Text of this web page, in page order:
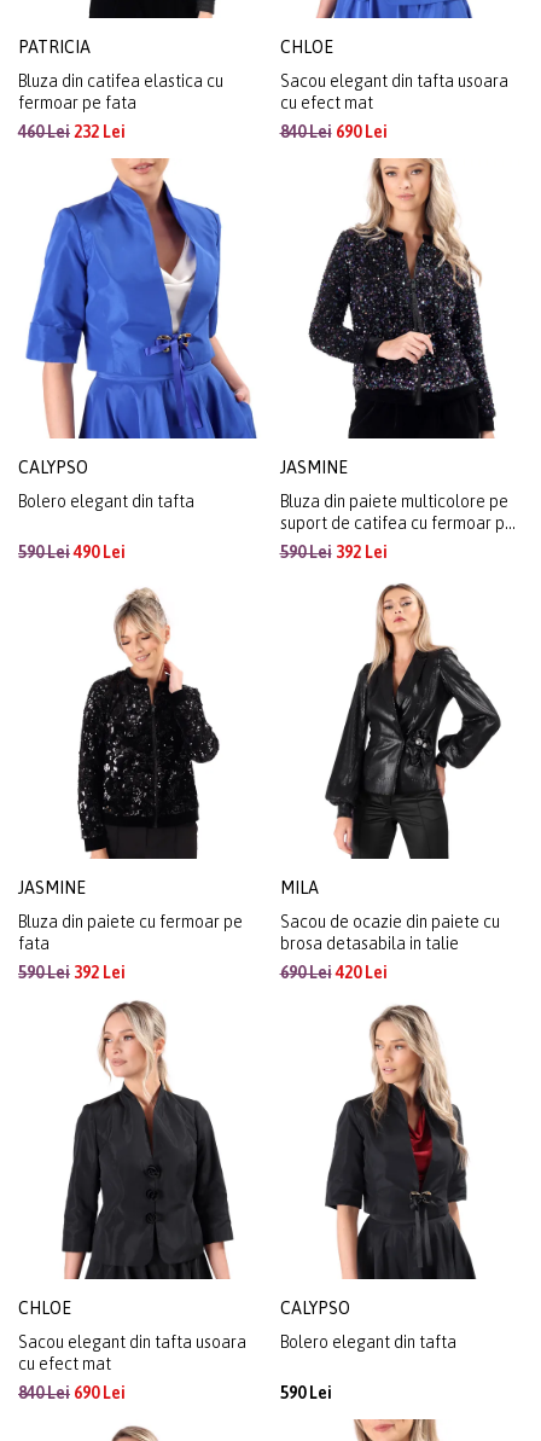
PATRICIA
Bluza din catifea elastica cu
fermoar pe fata
460 Lei232 Lei
CHLOE
Sacou elegant din tafta usoara
cu efect mat
840 Lei690 Lei
CALYPSO
Bolero elegant din tafta
590 Lei490 Lei
JASMINE
Bluza din paiete multicolore pe
suport de catifea cu fermoar pe
fata
590 Lei392 Lei
JASMINE
Bluza din paiete cu fermoar pe
fata
590 Lei 392 Lei
MILA
Sacou de ocazie din paiete cu
brosa detasabila in talie
690 Lei420 Lei
CHLOE
Sacou elegant din tafta usoara
cu efect mat
840 Lei 690 Lei
CALYPSO
Bolero elegant din tafta
590 Lei